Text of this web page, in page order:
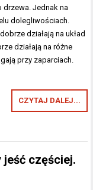
Jednak na
dolegliwościach.
działają na układ
działają na różne
przy zaparciach.
CZYTAJ DALEJ...
częściej.